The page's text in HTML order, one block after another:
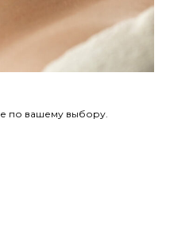
по вашему выбору.